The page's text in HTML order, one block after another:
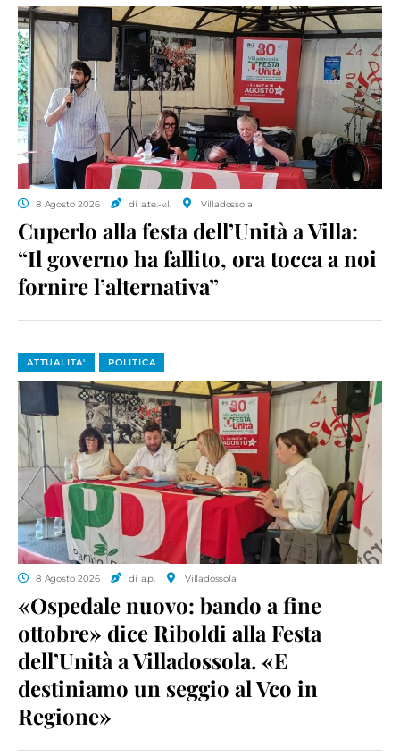
8 Agosto 2026 di a.te.-v.l. Villadossola
Cuperlo alla festa dell’Unità a Villa:
“Il governo ha fallito, ora tocca a noi
fornire l’alternativa”
ATTUALITA' POLITICA
8 Agosto 2026 di a.p. Villadossola
«Ospedale nuovo: bando a fine
ottobre» dice Riboldi alla Festa
dell’Unità a Villadossola. «E
destiniamo un seggio al Vco in
Regione»